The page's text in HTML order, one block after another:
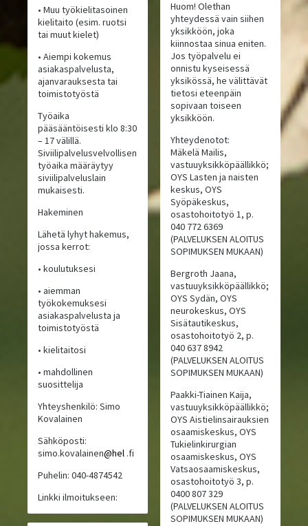
• Muu työkielitasoinen
kielitaito (esim. ruotsi
tai muut kielet)
• Aiempi kokemus
asiakaspalvelusta,
ajanvarauksesta tai
toimistotyöstä
Työaika
pääsääntöisesti klo 8:30
– 17 välillä.
Siviilipalvelusvelvollisen
työaika määräytyy
siviilipalveluslain
mukaisesti.
Hakeminen
Lähetä lyhyt hakemus,
jossa kerrot:
• koulutuksesi
• aiemman
työkokemuksesi
asiakaspalvelusta ja
toimistotyöstä
• kielitaitosi
• mahdollinen
suosittelija
Yhteyshenkilö: Simo
Kovalainen
Sähköposti:
simo.kovalainen@hel .fi
Puhelin: 040-4874542
Linkki ilmoitukseen:
Huom! Olethan
yhteydessä vain siihen
yksikköön, joka
kiinnostaa sinua eniten.
Jos työpalvelu ei
onnistu kyseisessä
yksikössä, he välittävät
tietosi eteenpäin
sopivaan toiseen
yksikköön.
Yhteydenotot:
Mäkelä Mailis,
vastuuyksikköpäällikkö;
OYS Lasten ja naisten
keskus, OYS
Syöpäkeskus,
osastohoitotyö 1, p.
040 772 6369
(PALVELUKSEN ALOITUS
SOPIMUKSEN MUKAAN)
Bergroth Jaana,
vastuuyksikköpäällikkö;
OYS Sydän, OYS
neurokeskus, OYS
Sisätautikeskus,
osastohoitotyö 2, p.
040 637 8942
(PALVELUKSEN ALOITUS
SOPIMUKSEN MUKAAN)
Paakki-Tiainen Kaija,
vastuuyksikköpäällikkö;
OYS Aistielinsairauksien
osaamiskeskus, OYS
Tukielinkirurgian
osaamiskeskus, OYS
Vatsaosaamiskeskus,
osastohoitotyö 3, p.
0400 807 329
(PALVELUKSEN ALOITUS
SOPIMUKSEN MUKAAN)